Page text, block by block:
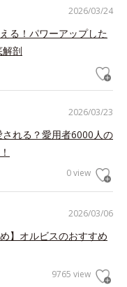
2026/03/24
る！パワーアップした
解剖
2026/03/23
される？愛用者6000人の
0 view
2026/03/06
】オルビスのおすすめ
9765 view